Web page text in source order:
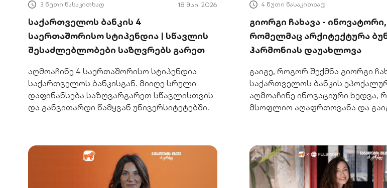
3 წუთი წასაკითხად 18 მაი. 2026
საქართველოს ბანკის 4
საერთაშორისო სტიპენდია | სწავლის
შესაძლებლობები საზღვრებს გარეთ
აღმოაჩინე 4 საერთაშორისო სტიპენდია
საქართველოს ბანკისგან. მიიღე სრული
დაფინანსება საზღვარგარეთ სწავლისთვის
და განვითარდი წამყვან უნივერსიტეტებში.
4 წუთი წასაკითხად
გიორგი ჩახავა - ინოვატორი,
რომელმაც არქიტექტურა
ჰარმონიას დაუახლოვა
გაიგე, როგორ შექმნა გიორგი
საქართველოს ბანკის
აღმოაჩინე ინოვაციური ხედვა,
მსოფლიო აღაფრთოვანა და